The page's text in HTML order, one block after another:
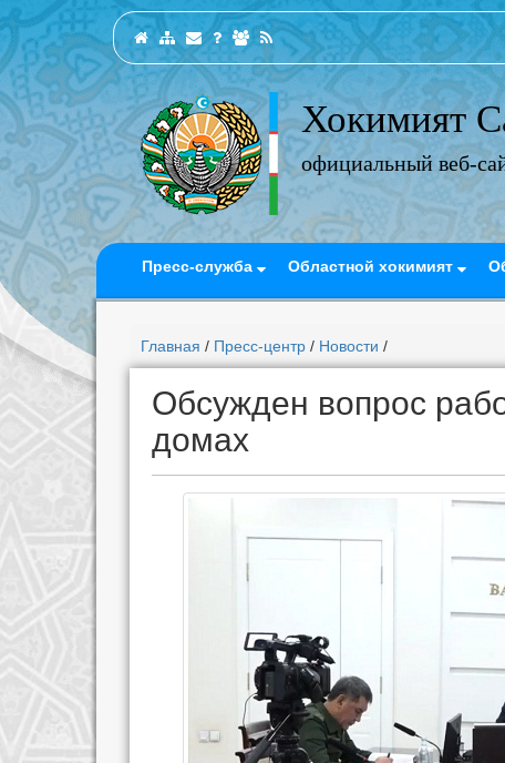
Хокимият
официальный веб-
Пресс-служба Областной хокимият
Главная / Пресс-центр / Новости /
Обсужден вопрос
домах